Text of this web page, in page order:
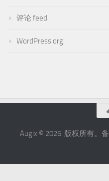
评论 feed
WordPress.org
Augix © 2026. 版权所有。